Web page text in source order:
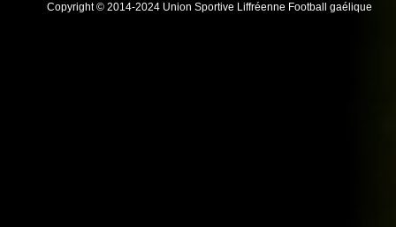
Copyright © 2014-2024 Union Sportive Liffréenne Football gaélique